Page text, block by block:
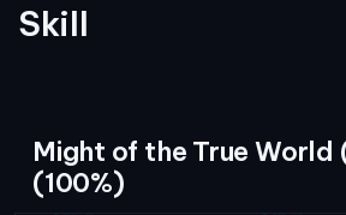
Skill
Might of the True World
(100%)